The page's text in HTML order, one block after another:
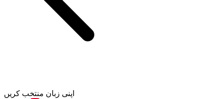
اپنی زبان منتخب کریں